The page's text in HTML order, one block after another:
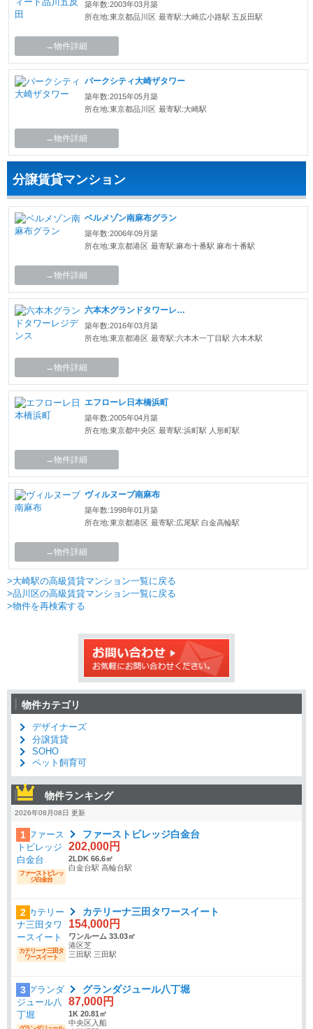
築年数:2003年03月築
所在地:東京都品川区 最寄駅:大崎広小路駅 五反田駅
→物件詳細
パークシティ大崎ザタワー
築年数:2015年05月築
所在地:東京都品川区 最寄駅:大崎駅
→物件詳細
分譲賃貸マンション
ベルメゾン南麻布グラン
築年数:2006年09月築
所在地:東京都港区 最寄駅:麻布十番駅 麻布十番駅
→物件詳細
六本木グランドタワーレジデンス
築年数:2016年03月築
所在地:東京都港区 最寄駅:六本木一丁目駅 六本木駅
→物件詳細
エフローレ日本橋浜町
築年数:2005年04月築
所在地:東京都中央区 最寄駅:浜町駅 人形町駅
→物件詳細
ヴィルヌーブ南麻布
築年数:1998年01月築
所在地:東京都港区 最寄駅:広尾駅 白金高輪駅
→物件詳細
>大崎駅の高級賃貸マンション一覧に戻る
>品川区の高級賃貸マンション一覧に戻る
>物件を再検索する
物件カテゴリ
デザイナーズ
分譲賃貸
SOHO
ペット飼育可
物件ランキング
2026年08月08日 更新
1
ファーストビレッ
ジ白金台
ファーストビレッジ白金台
202,000円
2LDK 66.6㎡
白金台駅 高輪台駅
2
カテリーナ三田タ
ワースイート
カテリーナ三田タワースイート
154,000円
ワンルーム 33.03㎡
港区芝
三田駅 三田駅
3 グランダジュール八丁堀
87,000円
1K 20.81㎡
中央区入船